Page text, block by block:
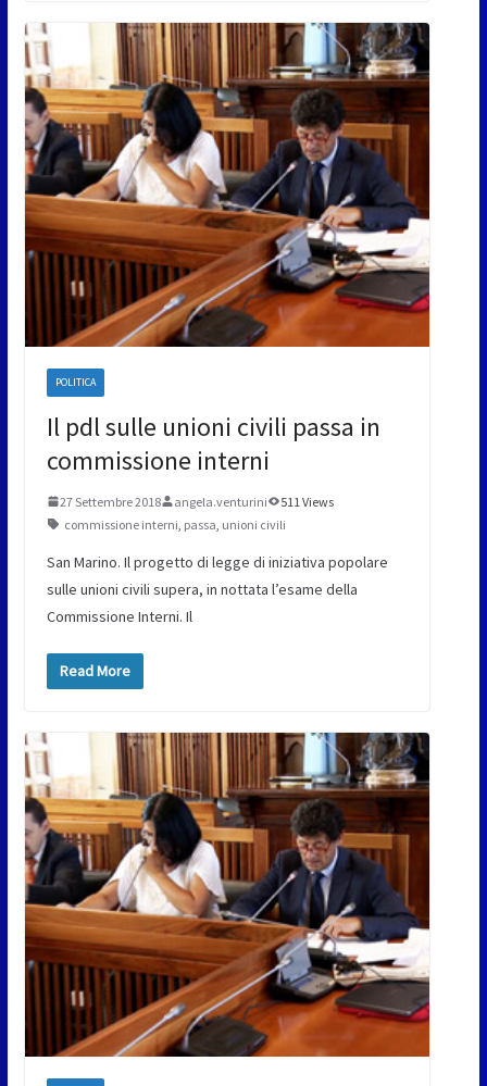
POLITICA
Il pdl sulle unioni civili passa in
commissione interni
27 Settembre 2018 angela.venturini
511 Views
commissione interni passa unioni civili
San Marino. Il progetto di legge di iniziativa popolare
sulle unioni civili supera, in nottata l’esame della
Commissione Interni. Il
Read More